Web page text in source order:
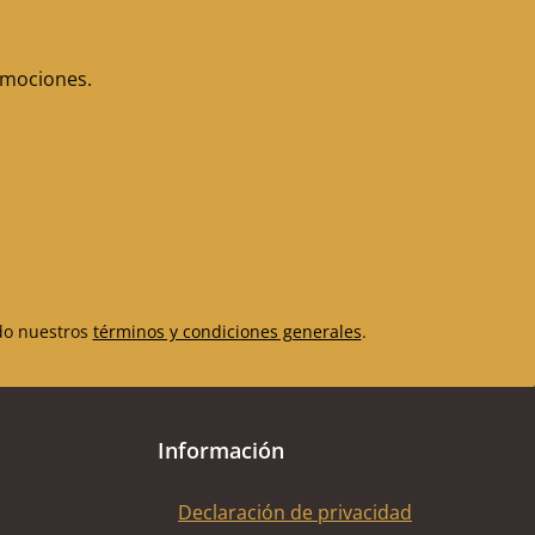
nuestros términos y condiciones generales.
Información
Declaración de privacidad